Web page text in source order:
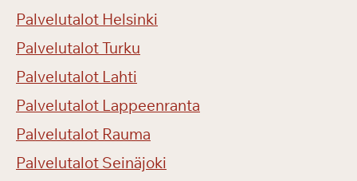
Palvelutalot Helsinki
Palvelutalot Turku
Palvelutalot Lahti
Palvelutalot Lappeenranta
Palvelutalot Rauma
Palvelutalot Seinäjoki